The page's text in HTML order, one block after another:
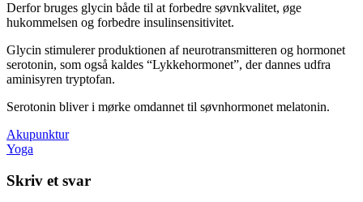
Derfor bruges glycin både til at forbedre søvnkvalitet, øge
hukommelsen og forbedre insulinsensitivitet.
Glycin stimulerer produktionen af neurotransmitteren og hormonet
serotonin, som også kaldes “Lykkehormonet”, der dannes udfra
aminisyren tryptofan.
Serotonin bliver i mørke omdannet til søvnhormonet melatonin.
Indlægsnavigation
Akupunktur
Yoga
Skriv et svar